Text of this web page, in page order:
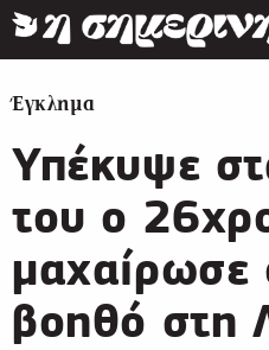
Έγκλημα
Υπέκυψε
του ο
μαχαίρωσε
βοηθό στη